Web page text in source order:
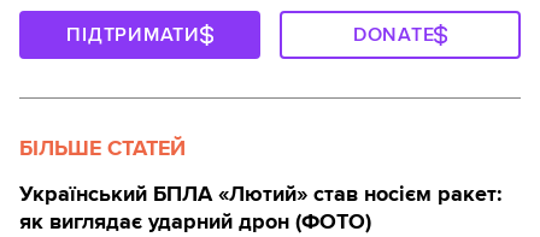
ПІДТРИМАТИ DONATE
БІЛЬШЕ СТАТЕЙ
Український БПЛА «Лютий» став носієм ракет:
як виглядає ударний дрон (ФОТО)